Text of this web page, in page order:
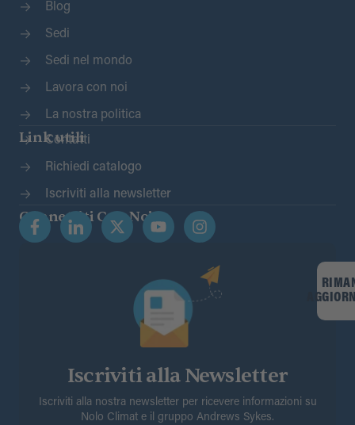
Blog
Sedi
Sedi nel mondo
Lavora con noi
La nostra politica
Link utili
Contatti
Richiedi catalogo
Iscriviti alla newsletter
Connettiti Con Noi
Iscriviti alla Newsletter
Iscriviti alla nostra newsletter per ricevere informazioni su
Nolo Climat e il gruppo Andrews Sykes.